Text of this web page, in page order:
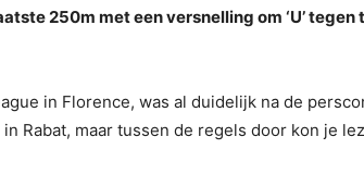
250m met een versnelling om ‘U’
in Florence, was al duidelijk na de
Rabat, maar tussen de regels door kon je